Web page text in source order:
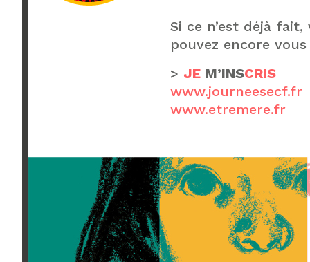
Si ce n’est déjà fait,
pouvez encore
> JE M’INSCRIS
www.journeesecf.fr
www.etremere.fr